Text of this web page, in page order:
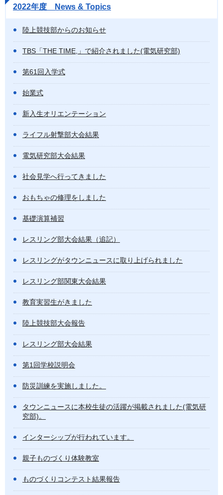
2022年度 News & Topics
陸上競技部からのお知らせ
TBS「THE TIME,」で紹介されました(電気研究部)
第61回入学式
始業式
新入生オリエンテーション
ライフル射撃部大会結果
電気研究部大会結果
社会見学へ行ってきました
おもちゃの修理をしました
基礎演算補習
レスリング部大会結果（追記）
レスリングがタウンニュースに取り上げられました
レスリング部関東大会結果
教育実習生がきました
陸上競技部大会報告
レスリング部大会結果
第1回学校説明会
防災訓練を実施しました。
タウンニュースに本校生徒の活躍が掲載されました(電気研
究部)。
インターシップが行われています。
親子ものづくり体験教室
ものづくりコンテスト結果報告